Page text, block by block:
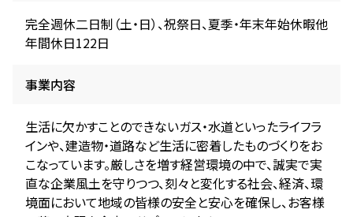
完全週休二日制（土・日）、祝祭日、夏季・年末年始休暇他
年間休日122日
事業内容
生活に欠かすことのできないガス・水道といったライフラ
インや、建造物・道路など生活に密着したものづくりをお
こなっています。厳しさを増す経営環境の中で、誠実で実
直な企業風土を守りつつ、刻々と変化する社会、経済、環
境面において地域の皆様の安全と安心を確保し、お客様